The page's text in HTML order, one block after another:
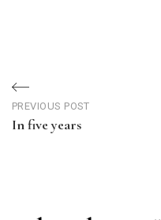
Navegação
de
PREVIOUS POST
In five years